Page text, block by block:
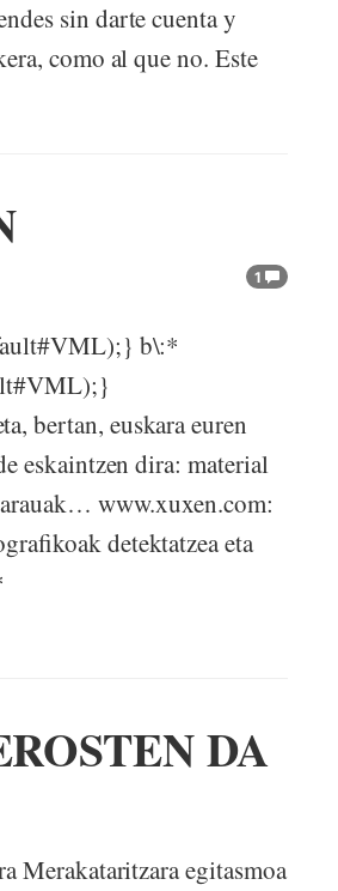
sin darte cuenta y
como al que no. Este
1
b\:*
bertan, euskara euren
eskaintzen dira: material
www.xuxen.com:
detektatzea eta
DA
Merakataritzara egitasmoa